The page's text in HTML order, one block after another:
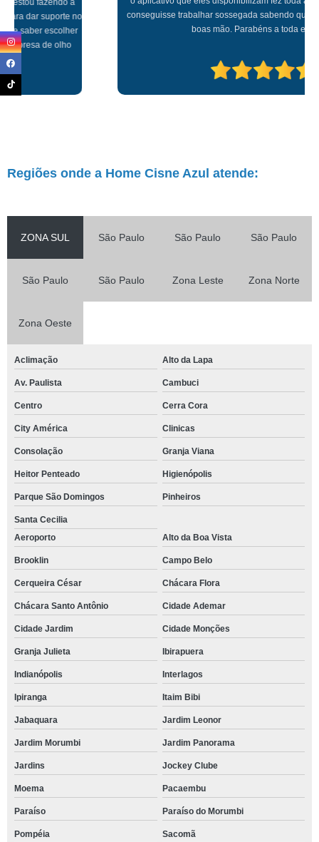
conseguisse trabalhar sossegada sabendo que minha mãe estava em
boas mão. Parabéns a toda equipe!!!
Regiões onde a Home Cisne Azul atende:
ZONA SUL São Paulo São Paulo São Paulo
São Paulo São Paulo Zona Leste Zona Norte
Zona Oeste
Aclimação Alto da Lapa
Av. Paulista Cambuci
Centro Cerra Cora
City América Clinicas
Consolação Granja Viana
Heitor Penteado Higienópolis
Parque São Domingos Pinheiros
Santa Cecilia
Aeroporto
Alto da Boa Vista
Brooklin Campo Belo
Cerqueira César Chácara Flora
Chácara Santo Antônio Cidade Ademar
Cidade Jardim Cidade Monções
Granja Julieta Ibirapuera
Indianópolis Interlagos
Ipiranga Itaim Bibi
Jabaquara Jardim Leonor
Jardim Morumbi Jardim Panorama
Jardins Jockey Clube
Moema Pacaembu
Paraíso Paraíso do Morumbi
Pompéia Sacomã